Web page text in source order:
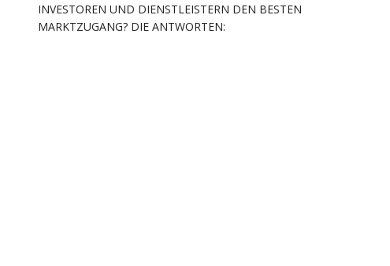
INVESTOREN UND DIENSTLEISTERN DEN BESTEN
MARKTZUGANG? DIE ANTWORTEN: